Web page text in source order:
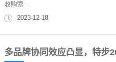
收购索...
2023-12-18
多品牌协同效应凸显，特步